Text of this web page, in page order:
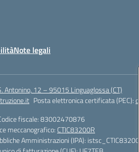
Note legali
Antonino, 12 – 95015 Linguaglossa (CT)
Posta elettronica certificata (PEC):
fiscale: 83002470876
meccanografico: CTIC83200R
Amministrazioni (IPA): istsc_CTIC83200R